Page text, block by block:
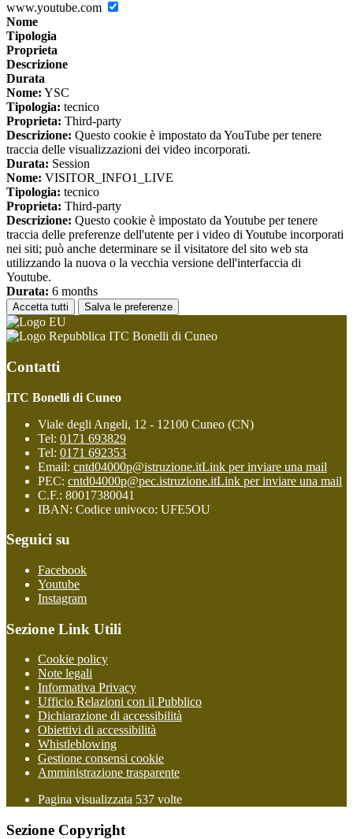
www.youtube.com
Nome
Tipologia
Proprieta
Descrizione
Durata
Nome: YSC
Tipologia: tecnico
Proprieta: Third-party
Descrizione: Questo cookie è impostato da YouTube per tenere
traccia delle visualizzazioni dei video incorporati.
Durata: Session
Nome: VISITOR_INFO1_LIVE
Tipologia: tecnico
Proprieta: Third-party
Descrizione: Questo cookie è impostato da Youtube per tenere
traccia delle preferenze dell'utente per i video di Youtube incorporati
nei siti; può anche determinare se il visitatore del sito web sta
utilizzando la nuova o la vecchia versione dell'interfaccia di
Youtube.
Durata: 6 months
Accetta tutti Salva le preferenze
ITC Bonelli di Cuneo
Contatti
ITC Bonelli di Cuneo
Viale degli Angeli, 12 - 12100 Cuneo (CN)
Tel: 0171 693829
Tel: 0171 692353
Email: cntd04000p@istruzione.itLink per inviare una mail
PEC: cntd04000p@pec.istruzione.itLink per inviare una mail
C.F.: 80017380041
IBAN: Codice univoco: UFE5OU
Seguici su
Facebook
Youtube
Instagram
Sezione Link Utili
Cookie policy
Note legali
Informativa Privacy
Ufficio Relazioni con il Pubblico
Dichiarazione di accessibilità
Obiettivi di accessibilità
Whistleblowing
Gestione consensi cookie
Amministrazione trasparente
Pagina visualizzata 537 volte
Sezione Copyright